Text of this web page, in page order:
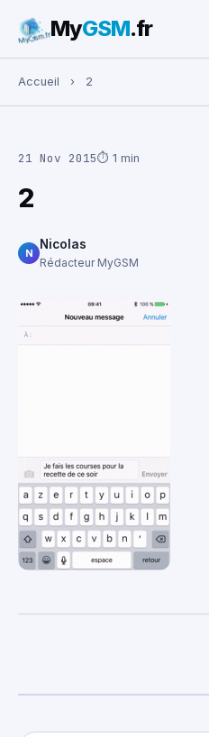
Rechercher :
MyGSM.fr
Accueil › 2
21 Nov 2015⏱ 1 min
2
N
Nicolas
Rédacteur MyGSM